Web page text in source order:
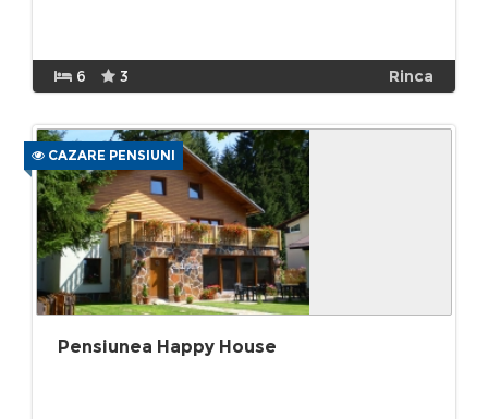
6 3 Rinca
CAZARE PENSIUNI
Pensiunea Happy House